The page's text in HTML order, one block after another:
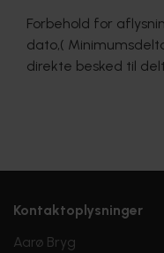
Forbehold for
dato,(
direkte besked til
Kontaktoplysninger
Aarø Bryg